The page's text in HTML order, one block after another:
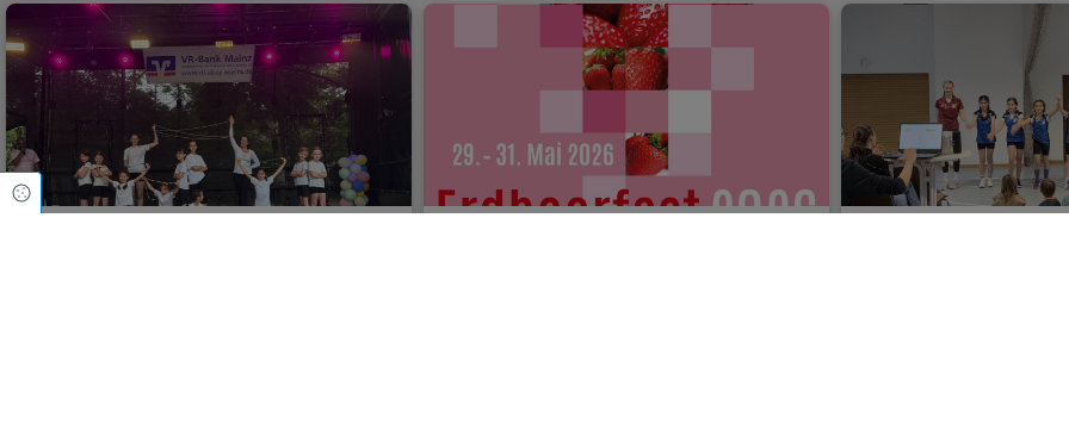
Cookie Einstellungen